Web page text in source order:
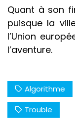
Quant à son
puisque la
l’Union
l’aventure.
Algorithme
Trouble